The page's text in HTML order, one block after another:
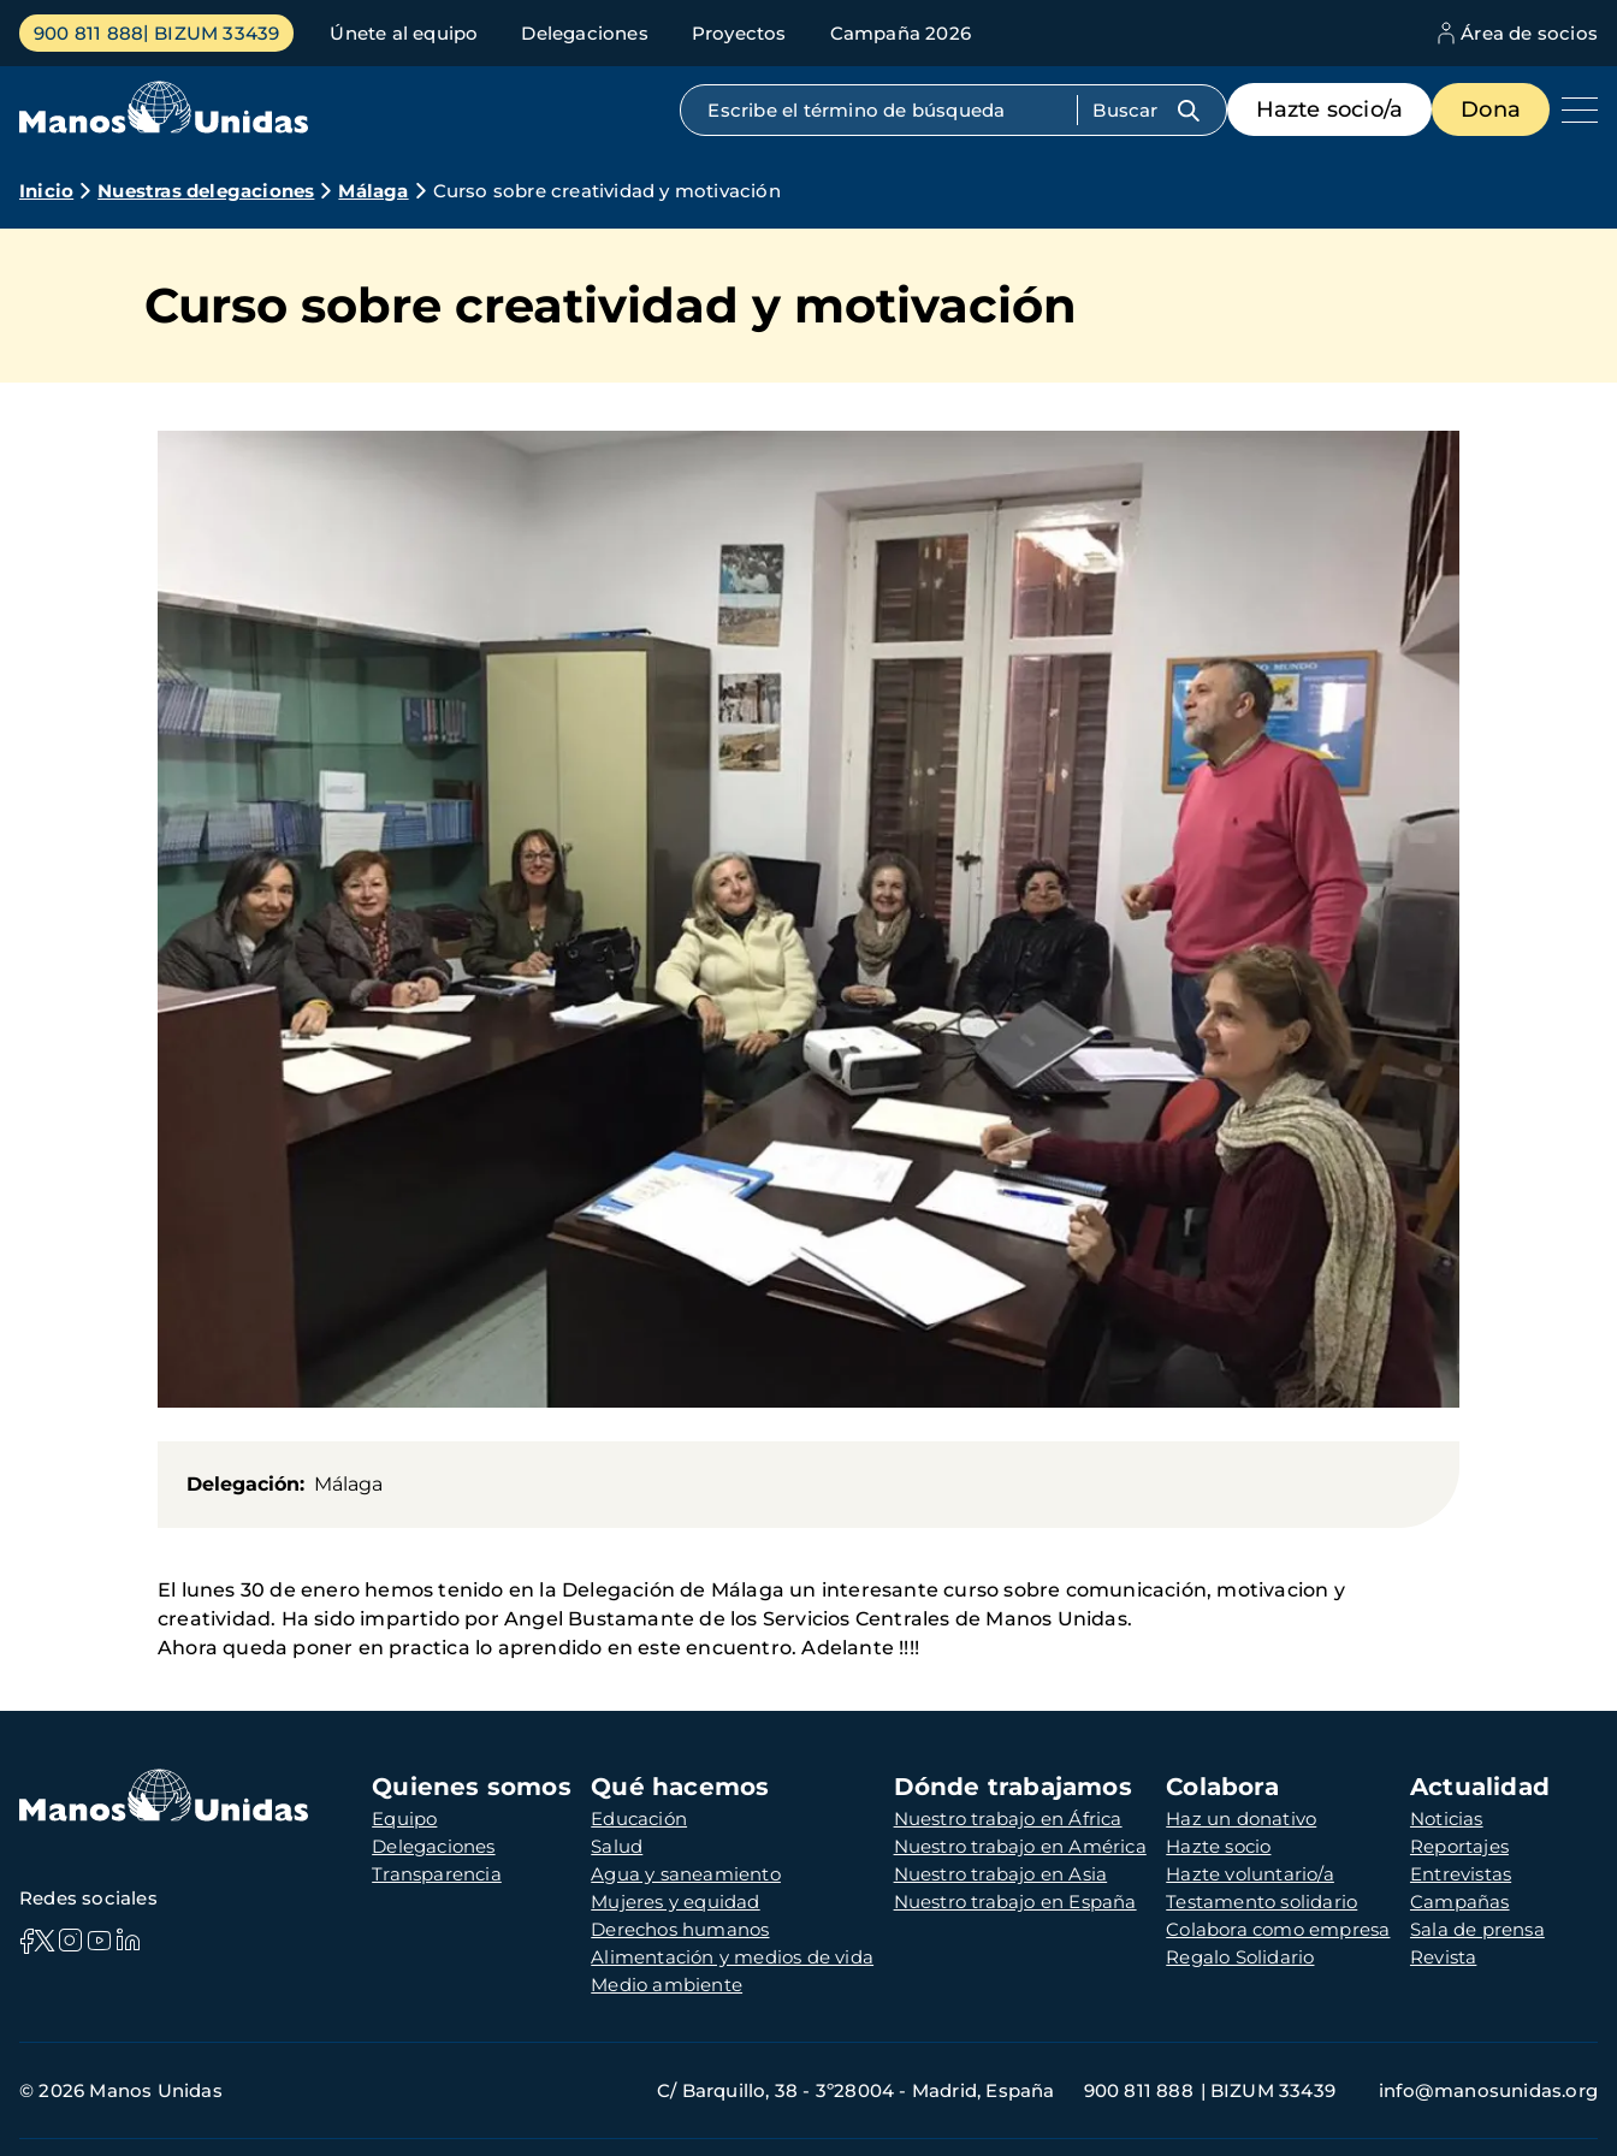
Pasar
contenido
Menú
principal
900 811 888 BIZUM 33439 Únete al equipo Delegaciones Proyectos Campaña 2026 Área de socios
Búsqueda por texto completo
Menú
de
destacados
Hazte socio/a Dona
Ruta
navegación
Inicio Nuestras delegaciones Málaga Curso sobre creatividad y motivación
Curso sobre creatividad y motivación
Delegación Málaga
El lunes 30 de enero hemos tenido en la Delegación de Málaga un interesante curso sobre comunicación, motivacion y
creatividad. Ha sido impartido por Angel Bustamante de los Servicios Centrales de Manos Unidas.
Ahora queda poner en practica lo aprendido en este encuentro. Adelante !!!!
Navegación
principal
Quienes somos
Equipo
Delegaciones
Transparencia
Qué hacemos
Educación
Salud
Agua y saneamiento
Mujeres y equidad
Derechos humanos
Alimentación y medios de vida
Medio ambiente
Dónde trabajamos
Nuestro trabajo en África
Nuestro trabajo en América
Nuestro trabajo en Asia
Nuestro trabajo en España
Colabora
Haz un donativo
Hazte socio
Hazte voluntario/a
Testamento solidario
Colabora como empresa
Regalo Solidario
Actualidad
Noticias
Reportajes
Entrevistas
Campañas
Sala de prensa
Revista
Redes sociales
de
© 2026 Manos Unidas C/ Barquillo, 38 - 3º28004 - Madrid, España 900 811 888 BIZUM 33439 info@manosunidas.org